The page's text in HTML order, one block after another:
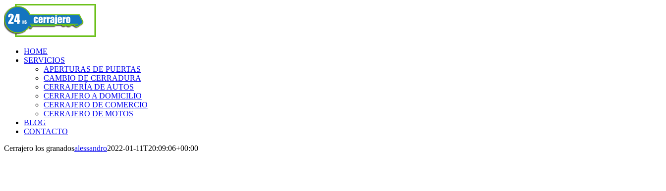
Skip
to
content
Facebook
HOME
SERVICIOS
APERTURAS DE PUERTAS
CAMBIO DE CERRADURA
CERRAJERÍA DE AUTOS
CERRAJERO A DOMICILIO
CERRAJERO DE COMERCIO
CERRAJERO DE MOTOS
BLOG
CONTACTO
Cerrajero los granadosalessandro2022-01-11T20:09:06+00:00